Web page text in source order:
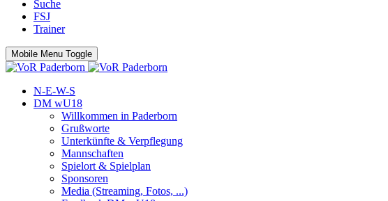
Suche
FSJ
Trainer
Mobile Menu Toggle
N-E-W-S
DM wU18
Willkommen in Paderborn
Grußworte
Unterkünfte & Verpflegung
Mannschaften
Spielort & Spielplan
Sponsoren
Media (Streaming, Fotos, ...)